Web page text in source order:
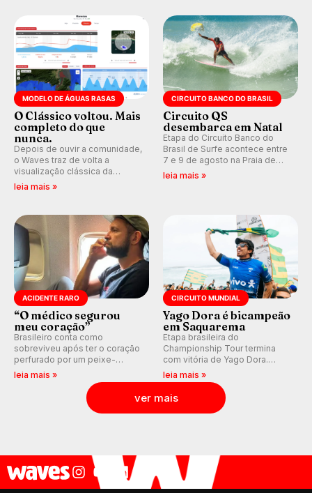
Kelly Slater convidado.
MODELO DE ÁGUAS RASAS
O Clássico voltou. Mais
completo do que
nunca.
Depois de ouvir a comunidade,
o Waves traz de volta a
visualização clássica da
previsão de águas rasas,
agora integrada à nova
ondas para até 16 dias.
leia mais »
CIRCUITO BANCO DO BRASIL
Circuito QS
desembarca em Natal
Etapa do Circuito Banco do
Brasil de Surfe acontece entre
7 e 9 de agosto na Praia de
Miami (RN), em disputas
válidas pelo Qualifying Series
leia mais »
ACIDENTE RARO
“O médico segurou
meu coração”
Brasileiro conta como
sobreviveu após ter o coração
perfurado por um peixe-
agulha enquanto surfava na
Costa Rica.
leia mais »
CIRCUITO MUNDIAL
Yago Dora é bicampeão
em Saquarema
Etapa brasileira do
Championship Tour termina
com vitória de Yago Dora.
Sawyer Lindblad vence entre
as mulheres e Leonardo
Fioravanti assume liderança do
ranking mundial da WSL, na
etapa de Saquarema.
leia mais »
ver mais